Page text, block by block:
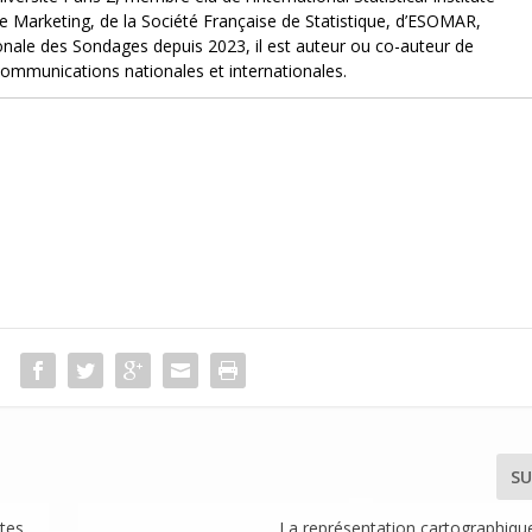
Marketing, de la Société Française de Statistique, d’ESOMAR,
des Sondages depuis 2023, il est auteur ou co-auteur de
nationales et internationales.